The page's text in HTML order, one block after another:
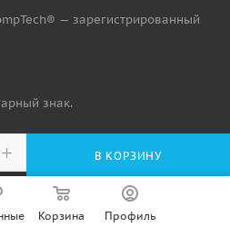
В КОРЗИНУ
— зарегистрированный
знак.
Корзина Профиль